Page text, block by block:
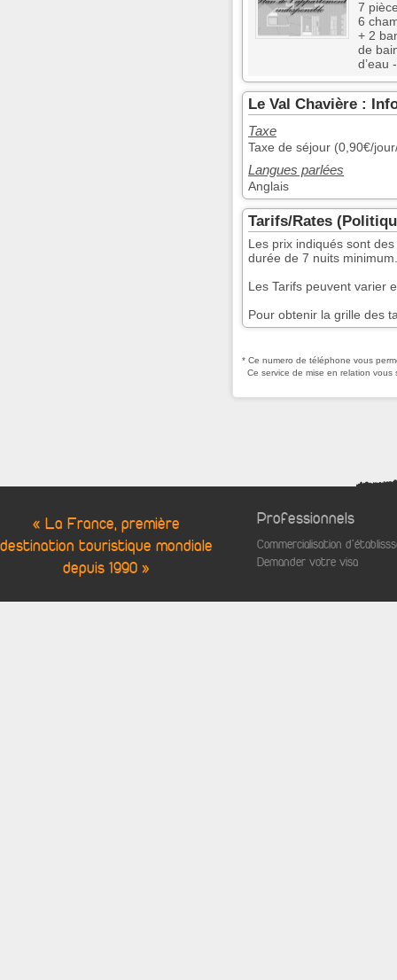
7
6
+ 2
de
d’eau
Le Val Chavière :
Taxe
Taxe de séjour (0,90€/
Langues parlées
Anglais
Tarifs/Rates
Les prix indiqués sont
durée de 7 nuits minimum.
Les Tarifs peuvent varier
Pour obtenir la grille des
* Ce numero de téléphone vous
Ce service de mise en relation
« La France, première
destination touristique mondiale
depuis 1990 »
Professionnels
Commercialisation
Demander votre visa